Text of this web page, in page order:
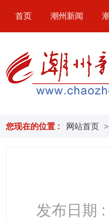
首页 潮州新闻
您现在的位置 : 网站首页
发布日期